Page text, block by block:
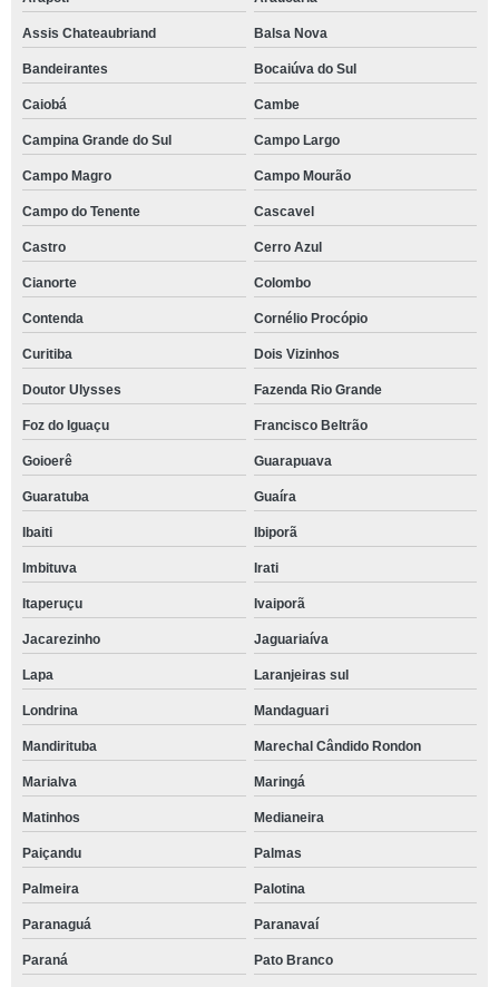
Assis Chateaubriand Balsa Nova
Bandeirantes Bocaiúva do Sul
Caiobá Cambe
Campina Grande do Sul Campo Largo
Campo Magro Campo Mourão
Campo do Tenente Cascavel
Castro Cerro Azul
Cianorte Colombo
Contenda Cornélio Procópio
Curitiba Dois Vizinhos
Doutor Ulysses Fazenda Rio Grande
Foz do Iguaçu Francisco Beltrão
Goioerê Guarapuava
Guaratuba Guaíra
Ibaiti Ibiporã
Imbituva Irati
Itaperuçu Ivaiporã
Jacarezinho Jaguariaíva
Lapa Laranjeiras sul
Londrina Mandaguari
Mandirituba Marechal Cândido Rondon
Marialva Maringá
Matinhos Medianeira
Paiçandu Palmas
Palmeira Palotina
Paranaguá Paranavaí
Paraná Pato Branco